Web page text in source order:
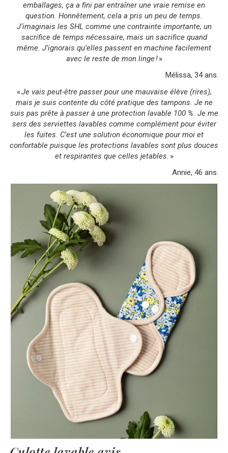
emballages, ça a fini par entraîner une vraie remise en
question. Honnêtement, cela a pris un peu de temps.
J’imaginais les SHL comme une contrainte importante, un
sacrifice de temps nécessaire, mais un sacrifice quand
même. J’ignorais qu’elles passent en machine facilement
avec le reste de mon linge !»
Mélissa, 34 ans.
«Je vais peut-être passer pour une mauvaise élève (rires),
mais je suis contente du côté pratique des tampons. Je ne
suis pas prête à passer à une protection lavable 100 %. Je me
sers des serviettes lavables comme complément pour éviter
les fuites. C’est une solution économique pour moi et
confortable puisque les protections lavables sont plus douces
et respirantes que celles jetables. »
Annie, 46 ans.